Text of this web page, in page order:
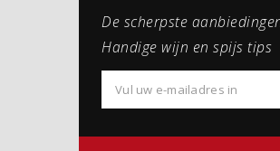
De scherpste
Handige wijn en spijs tips